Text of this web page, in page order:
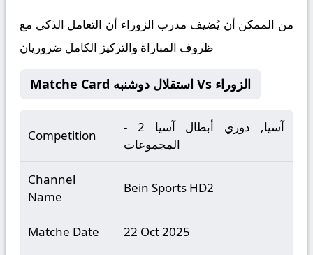
من الممكن أن يُضيف مدرب الزوراء أن التعامل الذكي مع
ظروف المباراة والتركيز الكامل ضروريان
Matche Card استقلال دوشنبه Vs الزوراء
Competition
آسيا, دوري أبطال آسيا 2 -
المجموعات
Channel
Name
Bein Sports HD2
Matche Date 22 Oct 2025